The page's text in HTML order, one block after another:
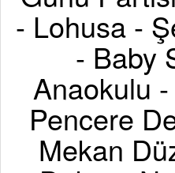
- Lohusa -
- Baby
Anaokulu
Pencere
Mekan